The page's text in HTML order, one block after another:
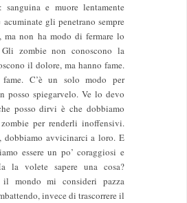
e muore lentamente
gli penetrano sempre
ma non ha modo di fermare lo
zombie non conoscono la
il dolore, ma hanno fame.
C’è un solo modo per
posso spiegarvelo. Ve lo devo
posso dirvi è che dobbiamo
per renderli inoffensivi.
dobbiamo avvicinarci a loro. E
essere un po’ coraggiosi e
la volete sapere una cosa?
il mondo mi consideri pazza
invece di trascorrere il